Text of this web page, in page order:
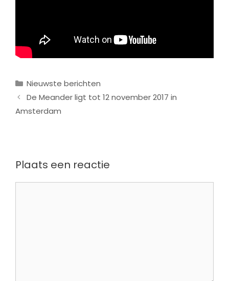
Categorieën
Nieuwste berichten
De Meander ligt tot 12 november 2017 in
Amsterdam
Plaats een reactie